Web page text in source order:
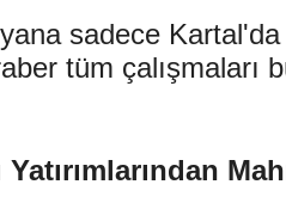
sadece
tüm